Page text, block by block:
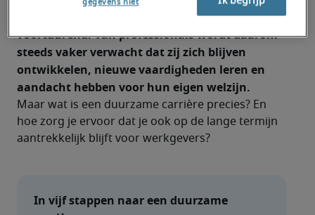
technologie en de manier waarop we werken
voortdurend. Van professionals wordt daarom
steeds vaker verwacht dat zij zich blijven
ontwikkelen, nieuwe vaardigheden leren en
aandacht hebben voor hun eigen welzijn.
Maar wat is een duurzame carrière precies? En
hoe zorg je ervoor dat je ook op de lange termijn
aantrekkelijk blijft voor werkgevers?
In vijf stappen naar een duurzame
gegevens niet